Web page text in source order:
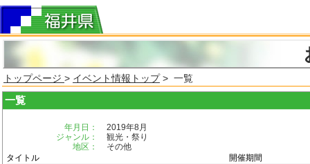
トップページ > イベント情報トップ> 一覧
一覧
年月日：
2019年8月
ジャンル：
観光・祭り
地区：
その他
タイトル
開催期間